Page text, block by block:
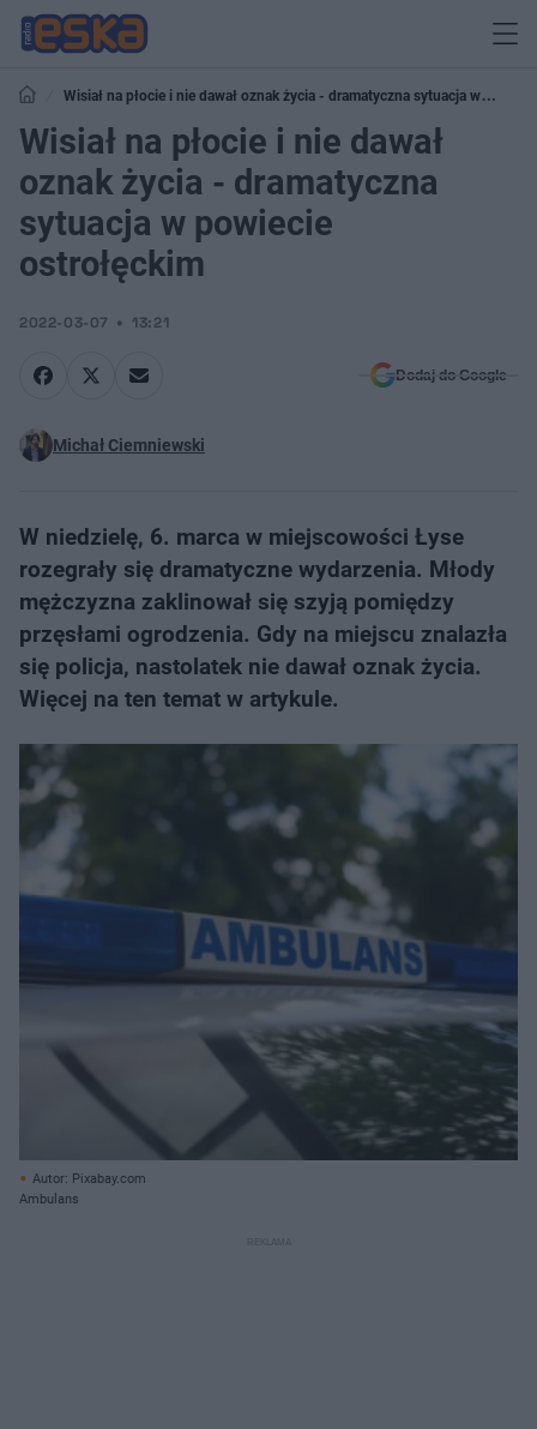
Wisiał na płocie i nie dawał oznak życia - dramatyczna sytuacja w
powiecie ostrołęckim
Wisiał na płocie i nie dawał
oznak życia - dramatyczna
sytuacja w powiecie
ostrołęckim
2022-03-07 13:21
Dodaj do Google
Michał Ciemniewski
W niedzielę, 6. marca w miejscowości Łyse
rozegrały się dramatyczne wydarzenia. Młody
mężczyzna zaklinował się szyją pomiędzy
przęsłami ogrodzenia. Gdy na miejscu znalazła
się policja, nastolatek nie dawał oznak życia.
Więcej na ten temat w artykule.
Autor: Pixabay.com
Ambulans